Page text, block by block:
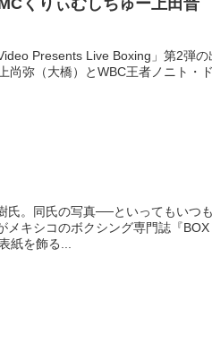
Presents Live Boxing」第2弾の
尚弥（大橋）とWBC王者ノニト・ド
氏。同氏の写真──といってもいつも
メキシコのボクシング専門誌『BOX
紙を飾る...